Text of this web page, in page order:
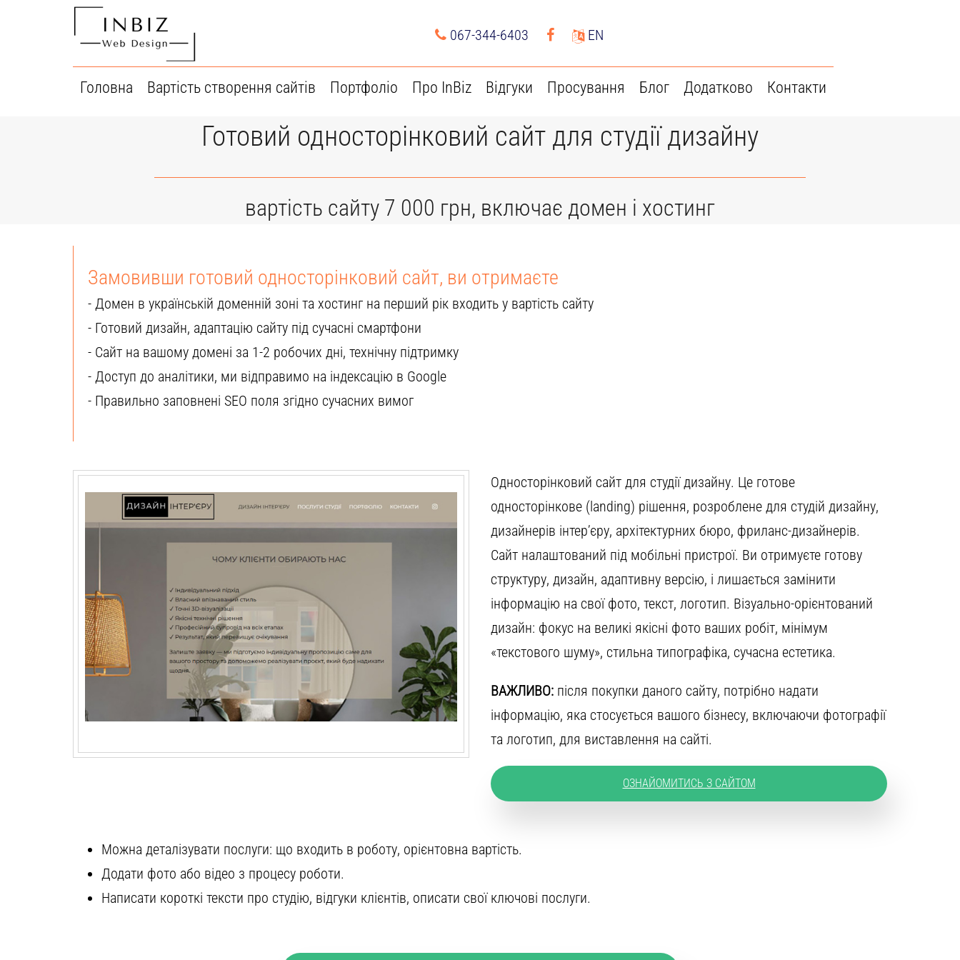
067-344-6403 EN
Головна Вартість створення сайтів Портфоліо Про InBiz Відгуки Просування Блог Додатково Контакти
Готовий односторінковий сайт для студії дизайну
вартість сайту 7 000 грн, включає домен і хостинг
Замовивши готовий односторінковий сайт, ви отримаєте
- Домен в українській доменній зоні та хостинг на перший рік входить у вартість сайту
- Готовий дизайн, адаптацію сайту під сучасні смартфони
- Сайт на вашому домені за 1-2 робочих дні, технічну підтримку
- Доступ до аналітики, ми відправимо на індексацію в Google
- Правильно заповнені SEO поля згідно сучасних вимог
Односторінковий сайт для студії дизайну. Це готове
односторінкове (landing) рішення, розроблене для студій дизайну,
дизайнерів інтер’єру, архітектурних бюро, фриланс-дизайнерів.
Сайт налаштований під мобільні пристрої. Ви отримуєте готову
структуру, дизайн, адаптивну версію, і лишається замінити
інформацію на свої фото, текст, логотип. Візуально-орієнтований
дизайн: фокус на великі якісні фото ваших робіт, мінімум
«текстового шуму», стильна типографіка, сучасна естетика.
ВАЖЛИВО: після покупки даного сайту, потрібно надати
інформацію, яка стосується вашого бізнесу, включаючи фотографії
та логотип, для виставлення на сайті.
ОЗНАЙОМИТИСЬ З САЙТОМ
Можна деталізувати послуги: що входить в роботу, орієнтовна вартість.
Додати фото або відео з процесу роботи.
Написати короткі тексти про студію, відгуки клієнтів, описати свої ключові послуги.